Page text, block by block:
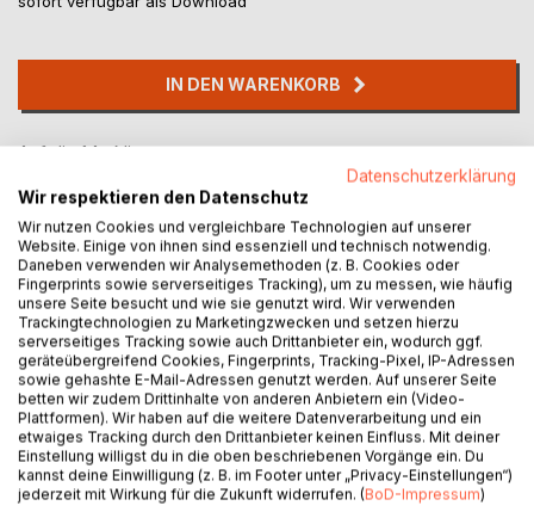
IN DEN WARENKORB
Auf die Merkliste
BESCHREIBUNG
1979. Die Geschichtsstudentin Klara Weiss ist mit ihrem
Ehemann auf Forschungsreise in Saudi-Arabien, als eine
Geiselnahme in der Großen Moschee von Mekka das Land
zum Stillstand bringt. Während ihr Ehemann die Nächte mit
Datenschutzerklärung
Wir respektieren den Datenschutz
Wir nutzen Cookies und vergleichbare Technologien auf unserer
Website. Einige von ihnen sind essenziell und technisch notwendig.
Daneben verwenden wir Analysemethoden (z. B. Cookies oder
Fingerprints sowie serverseitiges Tracking), um zu messen, wie häufig
unsere Seite besucht und wie sie genutzt wird. Wir verwenden
Trackingtechnologien zu Marketingzwecken und setzen hierzu
serverseitiges Tracking sowie auch Drittanbieter ein, wodurch ggf.
geräteübergreifend Cookies, Fingerprints, Tracking-Pixel, IP-Adressen
sowie gehashte E-Mail-Adressen genutzt werden. Auf unserer Seite
betten wir zudem Drittinhalte von anderen Anbietern ein (Video-
Plattformen). Wir haben auf die weitere Datenverarbeitung und ein
etwaiges Tracking durch den Drittanbieter keinen Einfluss. Mit deiner
Einstellung willigst du in die oben beschriebenen Vorgänge ein. Du
kannst deine Einwilligung (z. B. im Footer unter „Privacy-Einstellungen“)
jederzeit mit Wirkung für die Zukunft widerrufen. (BoD-Impressum)